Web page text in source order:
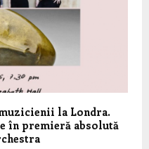
la Londra.
în premieră absolută